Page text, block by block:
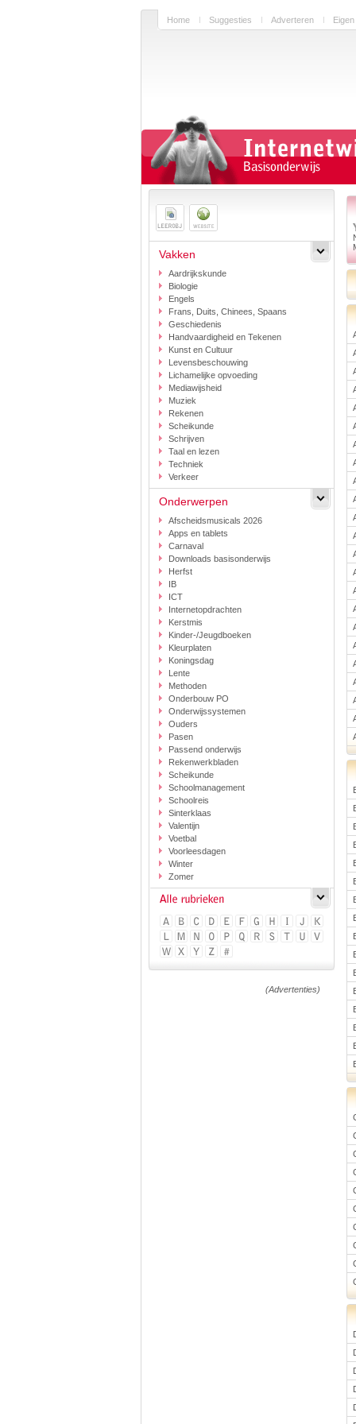
Home Suggesties Adverteren
Vakken
Aardrijkskunde
Biologie
Engels
Frans, Duits, Chinees, Spaans
Geschiedenis
Handvaardigheid en Tekenen
Kunst en Cultuur
Levensbeschouwing
Lichamelijke opvoeding
Mediawijsheid
Muziek
Rekenen
Scheikunde
Schrijven
Taal en lezen
Techniek
Verkeer
Onderwerpen
Afscheidsmusicals 2026
Apps en tablets
Carnaval
Downloads basisonderwijs
Herfst
IB
ICT
Internetopdrachten
Kerstmis
Kinder-/Jeugdboeken
Kleurplaten
Koningsdag
Lente
Methoden
Onderbouw PO
Onderwijssystemen
Ouders
Pasen
Passend onderwijs
Rekenwerkbladen
Scheikunde
Schoolmanagement
Schoolreis
Sinterklaas
Valentijn
Voetbal
Voorleesdagen
Winter
Zomer
(Advertenties)